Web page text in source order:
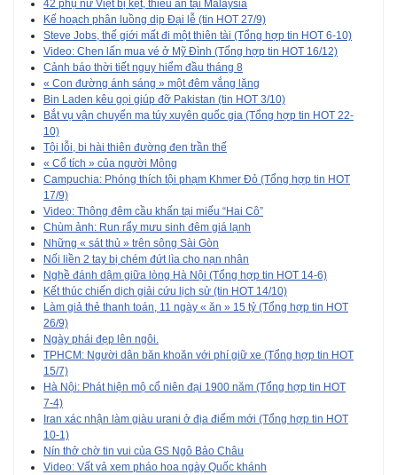
42 phụ nữ Việt bị kẹt, thiếu ăn tại Malaysia
Kế hoạch phân luồng dịp Đại lễ (tin HOT 27/9)
Steve Jobs, thế giới mất đi một thiên tài (Tổng hợp tin HOT 6-10)
Video: Chen lấn mua vé ở Mỹ Đình (Tổng hợp tin HOT 16/12)
Cảnh báo thời tiết nguy hiểm đầu tháng 8
« Con đường ánh sáng » một đêm vắng lặng
Bin Laden kêu gọi giúp đỡ Pakistan (tin HOT 3/10)
Bắt vụ vận chuyển ma túy xuyên quốc gia (Tổng hợp tin HOT 22-
10)
Tội lỗi, bi hài thiên đường đen trần thế
« Cổ tích » của người Mông
Campuchia: Phóng thích tội phạm Khmer Đỏ (Tổng hợp tin HOT
17/9)
Video: Thông đêm cầu khấn tại miếu “Hai Cô”
Chùm ảnh: Run rẩy mưu sinh đêm giá lạnh
Những « sát thủ » trên sông Sài Gòn
Nối liền 2 tay bị chém đứt lìa cho nạn nhân
Nghề đánh dậm giữa lòng Hà Nội (Tổng hợp tin HOT 14-6)
Kết thúc chiến dịch giải cứu lịch sử (tin HOT 14/10)
Làm giả thẻ thanh toán, 11 ngày « ăn » 15 tỷ (Tổng hợp tin HOT
26/9)
Ngày phái đẹp lên ngôi.
TPHCM: Người dân băn khoăn với phí giữ xe (Tổng hợp tin HOT
15/7)
Hà Nội: Phát hiện mộ cổ niên đại 1900 năm (Tổng hợp tin HOT
7-4)
Iran xác nhận làm giàu urani ở địa điểm mới (Tổng hợp tin HOT
10-1)
Nín thở chờ tin vui của GS Ngô Bảo Châu
Video: Vất vả xem pháo hoa ngày Quốc khánh